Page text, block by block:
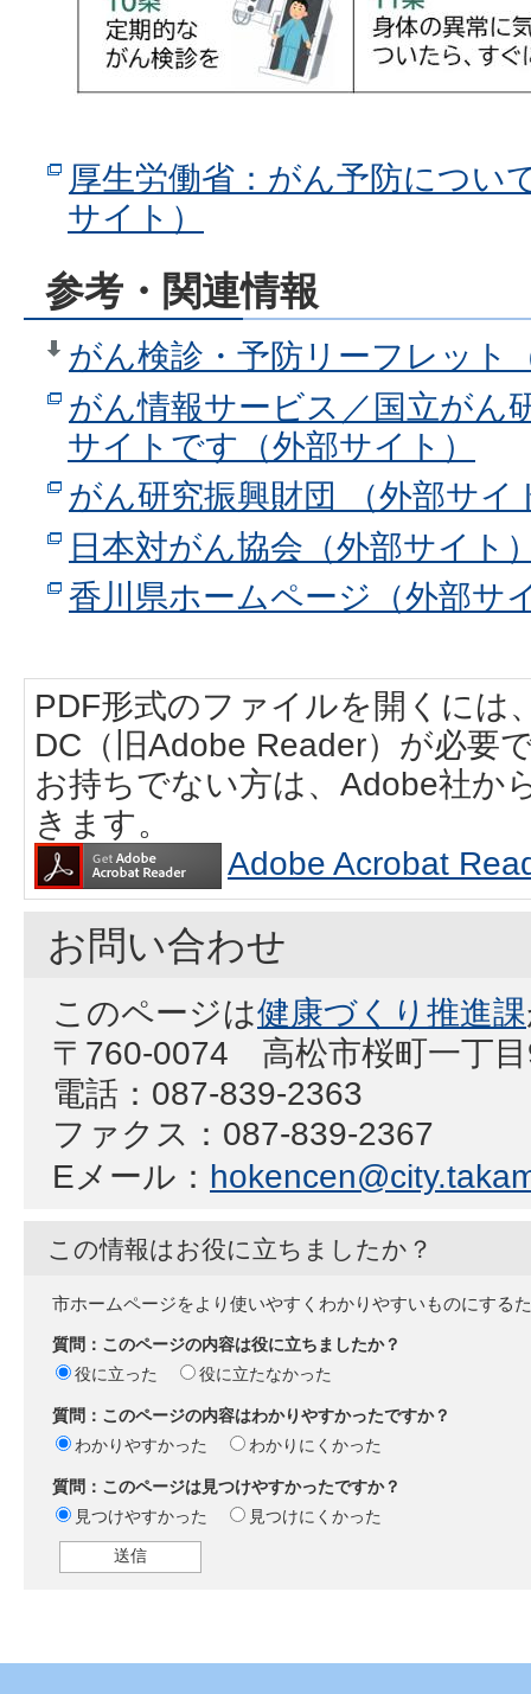
厚生労働省：がん予防につい
サイト）
参考・関連情報
がん検診・予防リーフレット
がん情報サービス／国立がん
サイトです（外部サイト）
がん研究振興財団 （外部サイ
日本対がん協会（外部サイト
香川県ホームページ（外部サ
PDF形式のファイルを開くには
DC（旧Adobe Reader）が必要
お持ちでない方は、Adobe社か
きます。
Adobe Acrobat
お問い合わせ
このページは健康づくり推進課
〒760-0074 高松市桜町一丁
電話：087-839-2363
ファクス：087-839-2367
Eメール：
この情報はお役に立ちましたか？
市ホームページをより使いやすくわかりやすいものにする
質問：このページの内容は役に立ちましたか？
役に立った
役に立たなかった
質問：このページの内容はわかりやすかったですか？
わかりやすかった
わかりにくかった
質問：このページは見つけやすかったですか？
見つけやすかった
見つけにくかった